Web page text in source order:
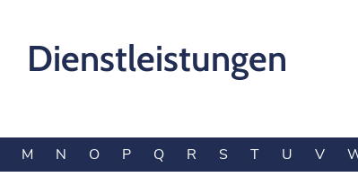
Dienstleistungen
M N O P Q R S T U V